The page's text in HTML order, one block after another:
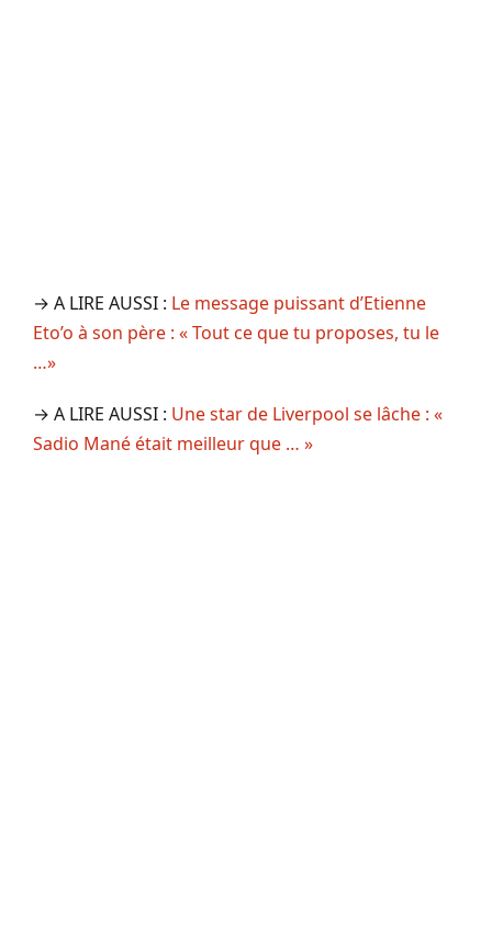
→ A LIRE AUSSI : Le message puissant d’Etienne
Eto’o à son père : « Tout ce que tu proposes, tu le
…»
→ A LIRE AUSSI : Une star de Liverpool se lâche : «
Sadio Mané était meilleur que … »